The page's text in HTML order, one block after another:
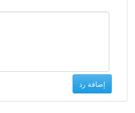
إضافة رد